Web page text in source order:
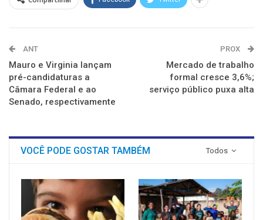
ANT
Mauro e Virginia lançam
pré-candidaturas a
Câmara Federal e ao
Senado, respectivamente
PROX
Mercado de trabalho
formal cresce 3,6%;
serviço público puxa alta
Todos
VOCÊ PODE GOSTAR TAMBÉM